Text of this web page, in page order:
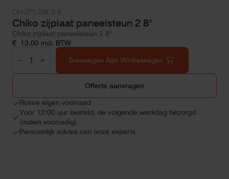
Chiko zijplaat paneelsteun 2 8°
Chiko zijplaat paneelsteun 2 8°
€ 13,00 incl. BTW
zijplaat
paneelsteun
2
Toevoegen Aan Winkelwagen
Offerte aanvragen
Ruime eigen voorraad
Voor 12:00 uur besteld, de volgende werkdag bezorgd
(indien voorradig)
Persoonlijk advies van onze experts